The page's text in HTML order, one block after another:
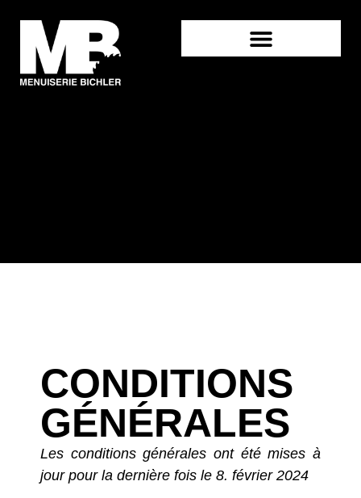
CONDITIONS
GÉNÉRALES
Les conditions générales ont été mises à
jour pour la dernière fois le 8. février 2024